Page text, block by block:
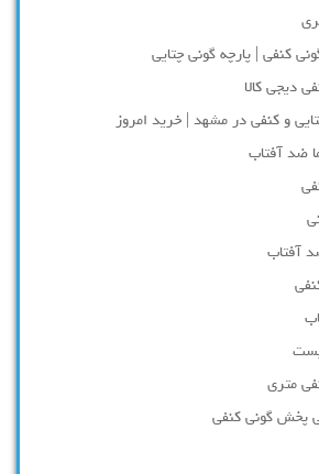
کنفی | پارچه گونی چتایی
دیجی کالا
و کنفی در مشهد | خرید امروز
ضد آفتاب
آفتاب
متری
پخش گونی کنفی